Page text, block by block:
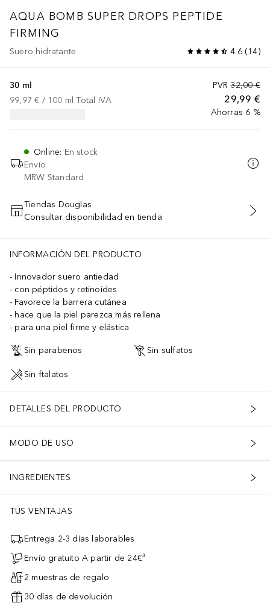
AQUA BOMB SUPER DROPS PEPTIDE
FIRMING
Suero hidratante 4.6(14)
PVR 32,00 €
29,99 €
Ahorras 6 %
30 ml
99,97 € / 100 ml Total IVA
Online: En stock
Envío
MRW Standard
AÑADIR AL CARRITO
Tiendas Douglas
Consultar disponibilidad en tienda
INFORMACIÓN DEL PRODUCTO
Innovador suero antiedad
con péptidos y retinoides
Favorece la barrera cutánea
hace que la piel parezca más rellena
para una piel firme y elástica
Sin parabenos Sin sulfatos
Sin ftalatos
DETALLES DEL PRODUCTO
MODO DE USO
INGREDIENTES
TUS VENTAJAS
Entrega 2-3 días laborables
Envío gratuito A partir de 24€³
2 muestras de regalo
30 días de devolución